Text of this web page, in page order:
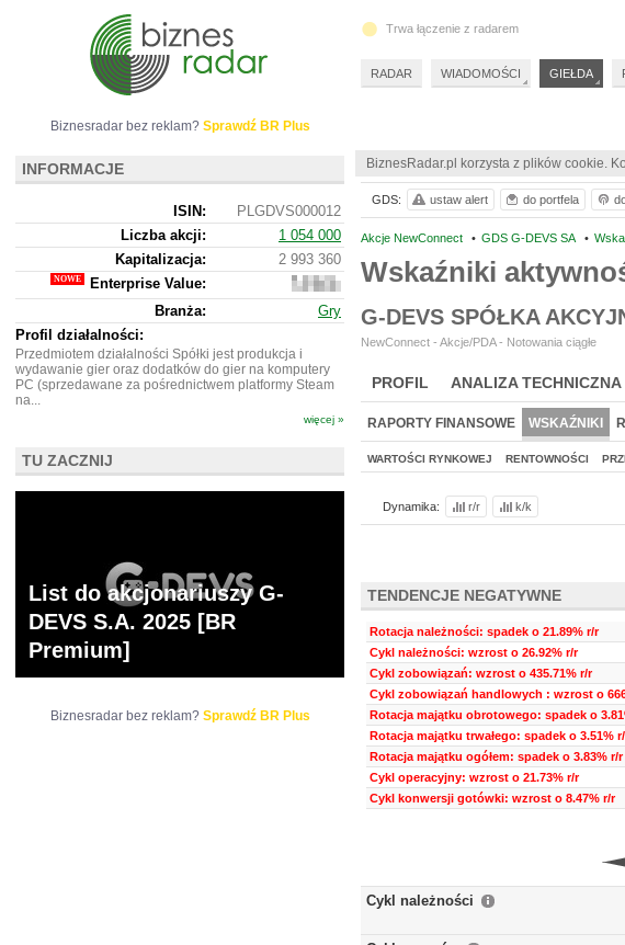
BiznesRadar.pl korzysta z plików cookie.
Akcje NewConnect • GDS G-DEVS SA •
Wskaźniki
G-DEVS SPÓŁKA
NewConnect - Akcje/PDA - Notowania ciągłe
PROFIL ANALIZA TECHNICZNA
RAPORTY FINANSOWE WSKAŹNIKI
WARTOŚCI RYNKOWEJ RENTOWNOŚCI
Dynamika: r/r k/k
TENDENCJE NEGATYWNE
Rotacja należności: spadek o 21.89% r/r
Cykl należności: wzrost o 26.92% r/r
Cykl zobowiązań: wzrost o 435.71% r/r
Cykl zobowiązań handlowych : wzrost o
Rotacja majątku obrotowego: spadek o
Rotacja majątku trwałego: spadek o 3.51%
Rotacja majątku ogółem: spadek o 3.83% r/r
Cykl operacyjny: wzrost o 21.73% r/r
Cykl konwersji gotówki: wzrost o 8.47% r/r
Cykl należności
GDS: ustaw alert do portfela
Biznesradar bez reklam? Sprawdź BR Plus
INFORMACJE
ISIN:
PLGDVS000012
Liczba akcji:
1 054 000
Kapitalizacja:
2 993 360
Enterprise Value:
2
982
360
Branża:
Gry
Profil działalności:
Przedmiotem działalności Spółki jest produkcja i
wydawanie gier oraz dodatków do gier na komputery
PC (sprzedawane za pośrednictwem platformy Steam
na...
więcej »
TU ZACZNIJ
List do akcjonariuszy G-
DEVS S.A. 2025 [BR
Premium]
Biznesradar bez reklam? Sprawdź BR Plus
Trwa łączenie z radarem
RADAR WIADOMOŚCI GIEŁDA